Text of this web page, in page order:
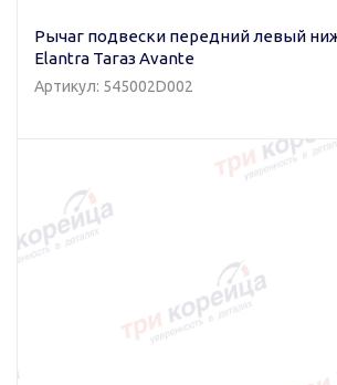
Рычаг подвески передний левый
Elantra Тагаз Avante
Артикул: 545002D002